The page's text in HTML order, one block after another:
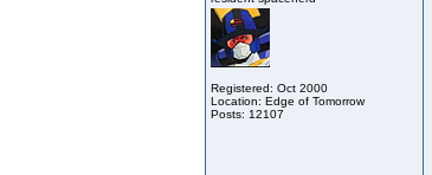
Registered: Oct 2000
Location: Edge of Tomorrow
Posts: 12107